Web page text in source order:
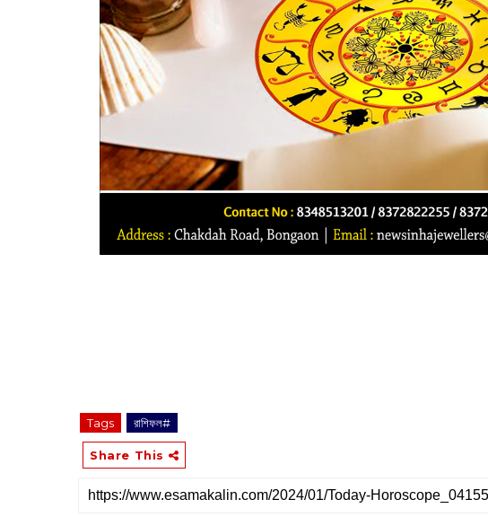
Tags রাশিফল#
Share This